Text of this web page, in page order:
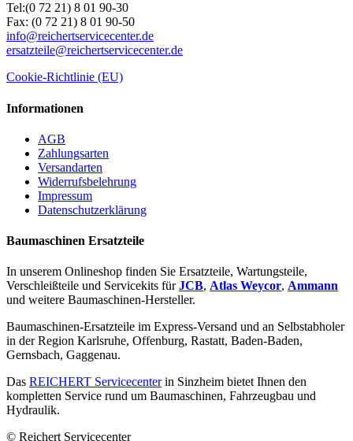
Tel:(0 72 21) 8 01 90-30
Fax: (0 72 21) 8 01 90-50
info@reichertservicecenter.de
ersatzteile@reichertservicecenter.de
Cookie-Richtlinie (EU)
Informationen
AGB
Zahlungsarten
Versandarten
Widerrufsbelehrung
Impressum
Datenschutzerklärung
Baumaschinen Ersatzteile
In unserem Onlineshop finden Sie Ersatzteile, Wartungsteile,
Verschleißteile und Servicekits fürJCB, Atlas Weycor, Ammann
und weitere Baumaschinen-Hersteller.
Baumaschinen-Ersatzteile im Express-Versand und an Selbstabholer
in der Region Karlsruhe, Offenburg, Rastatt, Baden-Baden,
Gernsbach, Gaggenau.
Das REICHERT Servicecenterin Sinzheim bietet Ihnen den
kompletten Service rund um Baumaschinen, Fahrzeugbau und
Hydraulik.
© Reichert Servicecenter